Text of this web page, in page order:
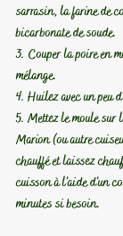
sarrasin, la farine de
bicarbonate de soude.
3. Couper la poire en
mélange.
4. Huilez avec un peu
5. Mettez le moule
Marion (ou autre
chauffé et laissez
cuisson à l’aide d’un
minutes si besoin.